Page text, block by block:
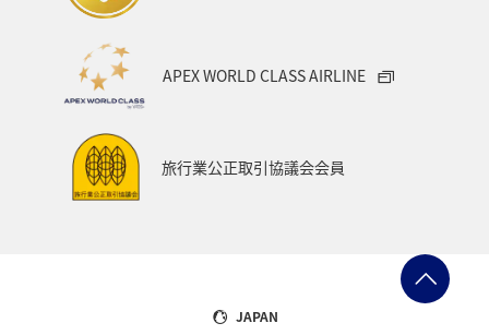
経由地および乗り継ぎ所要時間を追加する
1人
プロモーションコードについて
APEX WORLD CLASS AIRLINE
旅行業公正取引協議会会員
JAPAN